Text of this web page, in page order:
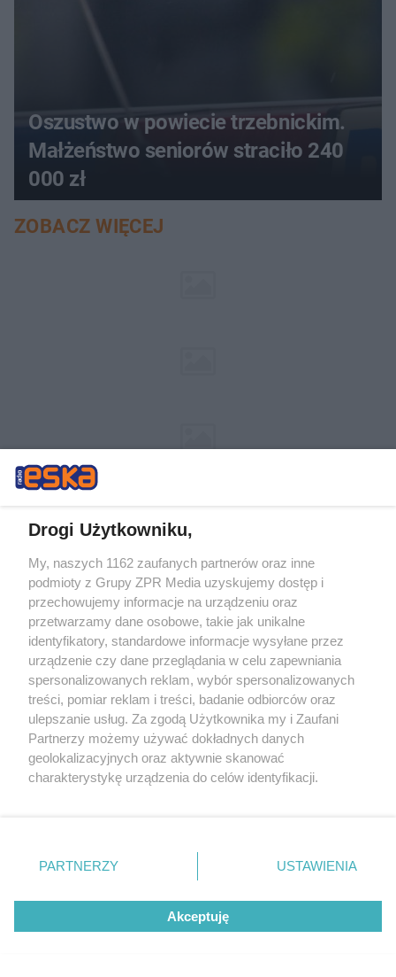
Oszustwo w powiecie trzebnickim.
Małżeństwo seniorów straciło 240
000 zł
ZOBACZ WIĘCEJ
Żaden utwór zamieszczony w serwisie nie może być powielany i
rozpowszechniany lub dalej rozpowszechniany w jakikolwiek sposób (w
tym także elektroniczny lub mechaniczny) na jakimkolwiek polu
eksploatacji w jakiejkolwiek formie, włącznie z umieszczaniem w
Drogi Użytkowniku,
My, naszych 1162 zaufanych partnerów oraz inne
podmioty z Grupy ZPR Media uzyskujemy dostęp i
przechowujemy informacje na urządzeniu oraz
przetwarzamy dane osobowe, takie jak unikalne
identyfikatory, standardowe informacje wysyłane przez
urządzenie czy dane przeglądania w celu zapewniania
spersonalizowanych reklam, wybór spersonalizowanych
treści, pomiar reklam i treści, badanie odbiorców oraz
ulepszanie usług. Za zgodą Użytkownika my i Zaufani
Partnerzy możemy używać dokładnych danych
geolokalizacyjnych oraz aktywnie skanować
charakterystykę urządzenia do celów identyfikacji.
zmienić/wycofać klikając przycisk ustawień prywatności
znajdujący się w lewym dolnym rogu strony
rodzaje przetwarzania danych nie wymagają zgody
użytkownika, ale masz prawo sprzeciwić się takiemu
przetwarzaniu. Preferencje będą miały zastosowanie tylko
PARTNERZY USTAWIENIA
Akceptuję